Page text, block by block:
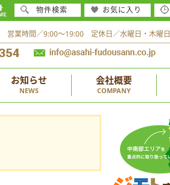
営業時間／9:00～19:00 定休日／水曜日・木曜日
お知らせ
NEWS
会社概要
COMPANY
物件検索 お気に入り